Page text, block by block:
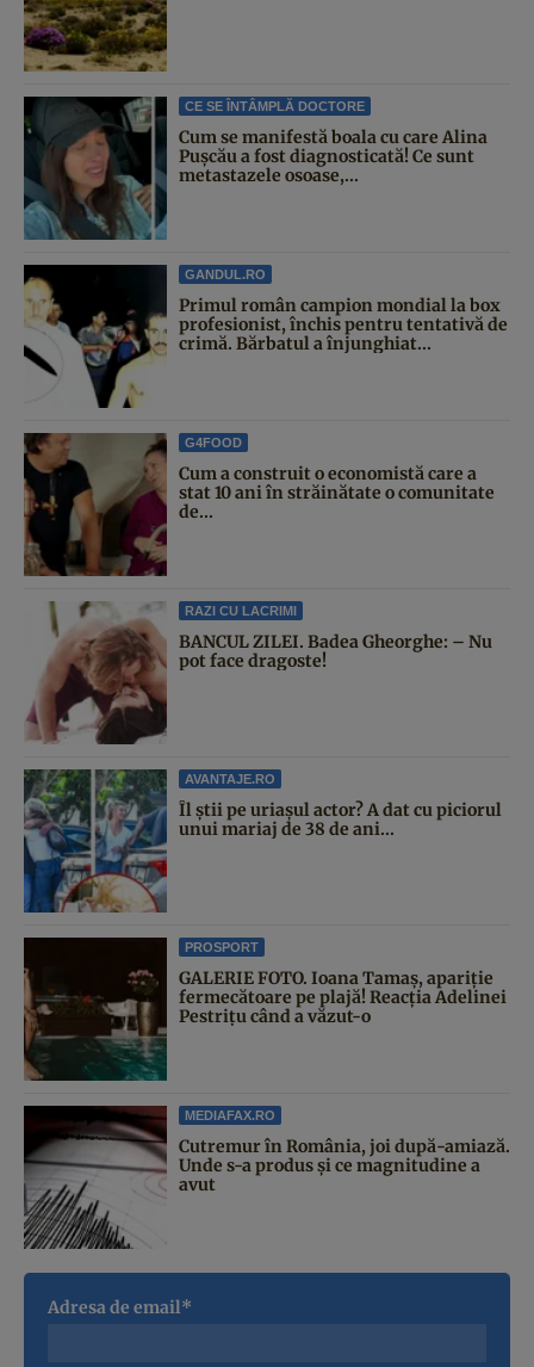
CE SE ÎNTÂMPLĂ DOCTORE
Cum se manifestă boala cu care Alina
Pușcău a fost diagnosticată! Ce sunt
metastazele osoase,...
GANDUL.RO
Primul român campion mondial la box
profesionist, închis pentru tentativă de
crimă. Bărbatul a înjunghiat...
G4FOOD
Cum a construit o economistă care a
stat 10 ani în străinătate o comunitate
de...
RAZI CU LACRIMI
BANCUL ZILEI. Badea Gheorghe: – Nu
pot face dragoste!
AVANTAJE.RO
Îl știi pe uriașul actor? A dat cu piciorul
unui mariaj de 38 de ani...
PROSPORT
GALERIE FOTO. Ioana Tamaş, apariție
fermecătoare pe plajă! Reacția Adelinei
Pestrițu când a văzut-o
MEDIAFAX.RO
Cutremur în România, joi după-amiază.
Unde s-a produs și ce magnitudine a
avut
Adresa de email*